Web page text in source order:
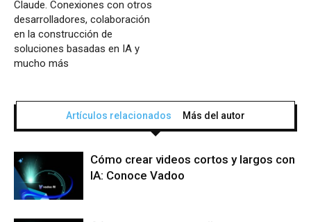
Claude. Conexiones con otros
desarrolladores, colaboración
en la construcción de
soluciones basadas en IA y
mucho más
Artículos relacionados Más del autor
Cómo crear videos cortos y largos con
IA: Conoce Vadoo